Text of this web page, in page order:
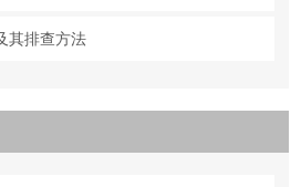
其排查方法